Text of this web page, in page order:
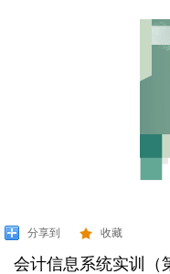
分享到 收藏
会计信息系统实训（